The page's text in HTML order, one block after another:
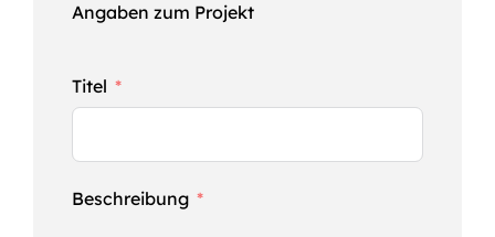
Angaben zum Projekt
Titel
Beschreibung